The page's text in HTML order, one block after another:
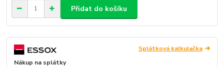
Přidat do košíku
Splátková kalkulačka
Nákup na splátky